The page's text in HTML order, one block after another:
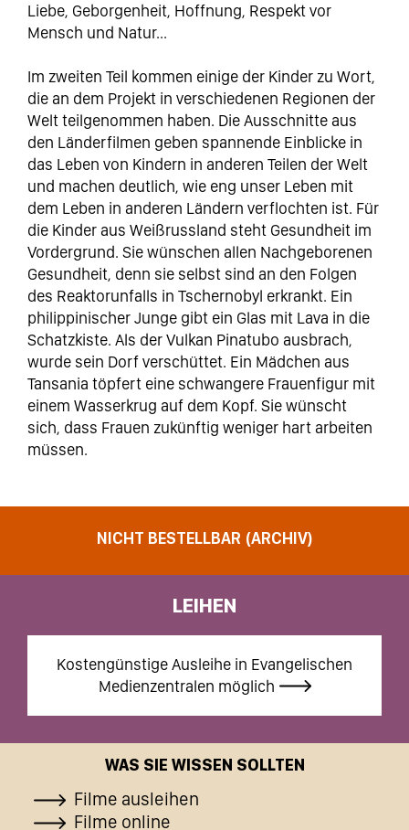
Liebe, Geborgenheit, Hoffnung, Respekt vor
Mensch und Natur...
Im zweiten Teil kommen einige der Kinder zu Wort,
die an dem Projekt in verschiedenen Regionen der
Welt teilgenommen haben. Die Ausschnitte aus
den Länderfilmen geben spannende Einblicke in
das Leben von Kindern in anderen Teilen der Welt
und machen deutlich, wie eng unser Leben mit
dem Leben in anderen Ländern verflochten ist. Für
die Kinder aus Weißrussland steht Gesundheit im
Vordergrund. Sie wünschen allen Nachgeborenen
Gesundheit, denn sie selbst sind an den Folgen
des Reaktorunfalls in Tschernobyl erkrankt. Ein
philippinischer Junge gibt ein Glas mit Lava in die
Schatzkiste. Als der Vulkan Pinatubo ausbrach,
wurde sein Dorf verschüttet. Ein Mädchen aus
Tansania töpfert eine schwangere Frauenfigur mit
einem Wasserkrug auf dem Kopf. Sie wünscht
sich, dass Frauen zukünftig weniger hart arbeiten
müssen.
LEIHEN
Kostengünstige Ausleihe in Evangelischen
Medienzentralen möglich
NICHT BESTELLBAR (ARCHIV)
WAS SIE WISSEN SOLLTEN
Filme ausleihen
Filme online